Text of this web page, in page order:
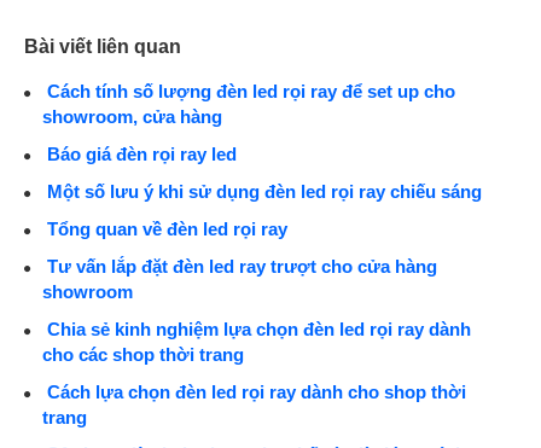
Bài viết liên quan
Cách tính số lượng đèn led rọi ray để set up cho
showroom, cửa hàng
Báo giá đèn rọi ray led
Một số lưu ý khi sử dụng đèn led rọi ray chiếu sáng
Tổng quan về đèn led rọi ray
Tư vấn lắp đặt đèn led ray trượt cho cửa hàng
showroom
Chia sẻ kinh nghiệm lựa chọn đèn led rọi ray dành
cho các shop thời trang
Cách lựa chọn đèn led rọi ray dành cho shop thời
trang